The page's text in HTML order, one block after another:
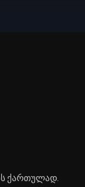
ქართულად.